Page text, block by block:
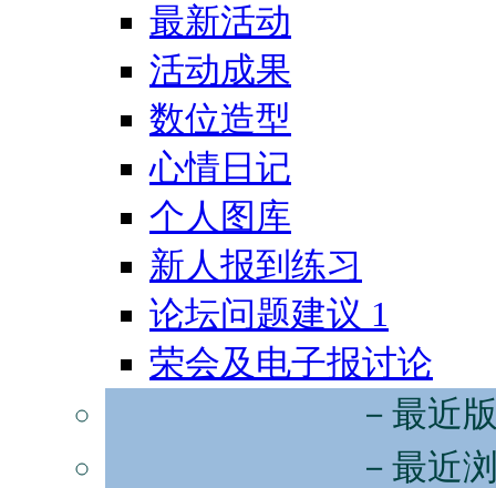
最新活动
活动成果
数位造型
心情日记
个人图库
新人报到练习
论坛问题建议 1
荣会及电子报讨论
－最近
－最近